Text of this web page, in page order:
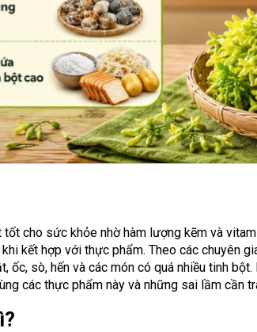
tốt cho sức khỏe nhờ hàm lượng kẽm và
kết hợp với thực phẩm. Theo các chuyên
ốc, sò, hến và các món có quá nhiều tinh
các thực phẩm này và những sai lầm cần